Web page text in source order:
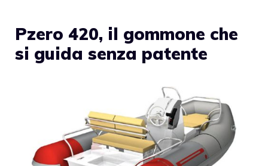
Pzero 420, il gommone che
si guida senza patente